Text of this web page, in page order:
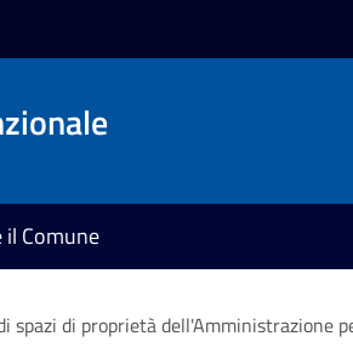
il Comune
spazi di proprietà dell'Amministrazione